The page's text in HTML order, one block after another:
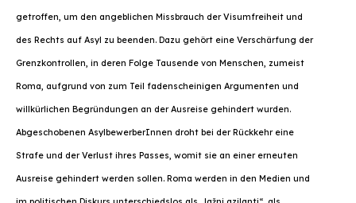
getroffen, um den angeblichen Missbrauch der Visumfreiheit und
des Rechts auf Asyl zu beenden. Dazu gehört eine Verschärfung der
Grenzkontrollen, in deren Folge Tausende von Menschen, zumeist
Roma, aufgrund von zum Teil fadenscheinigen Argumenten und
willkürlichen Begründungen an der Ausreise gehindert wurden.
Abgeschobenen AsylbewerberInnen droht bei der Rückkehr eine
Strafe und der Verlust ihres Passes, womit sie an einer erneuten
Ausreise gehindert werden sollen. Roma werden in den Medien und